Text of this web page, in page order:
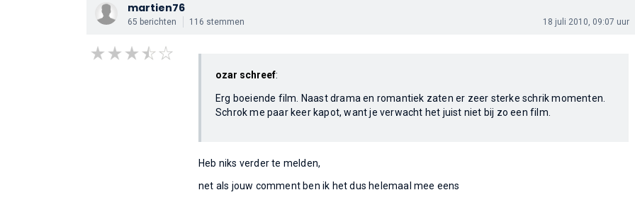
martien76
65 berichten 116 stemmen 18 juli 2010, 09:07 uur
ozar schreef:
Erg boeiende film. Naast drama en romantiek zaten er zeer sterke schrik momenten.
Schrok me paar keer kapot, want je verwacht het juist niet bij zo een film.
Heb niks verder te melden,
net als jouw comment ben ik het dus helemaal mee eens